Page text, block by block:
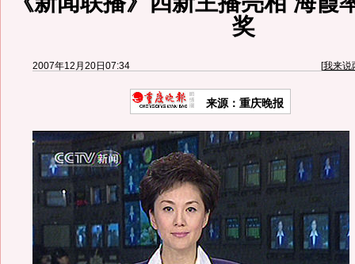
奖
2007年12月20日07:34 [我来说
来源：重庆晚报